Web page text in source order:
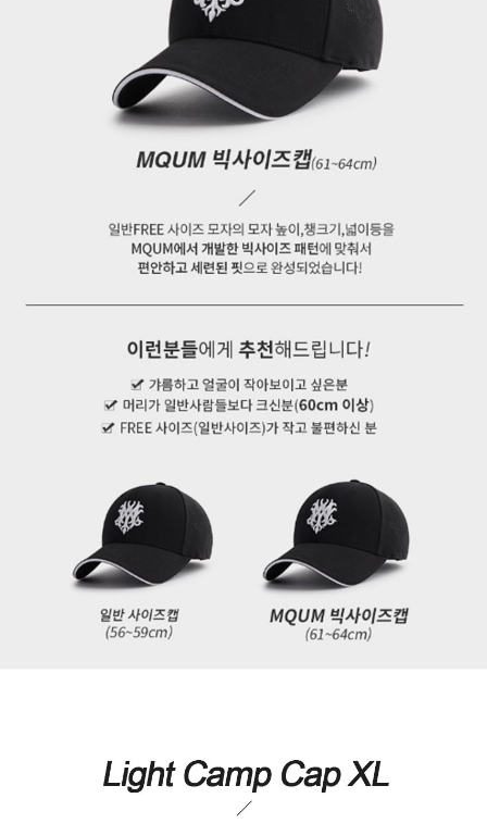
페이코 ID로 페
PAYCO 바로구매